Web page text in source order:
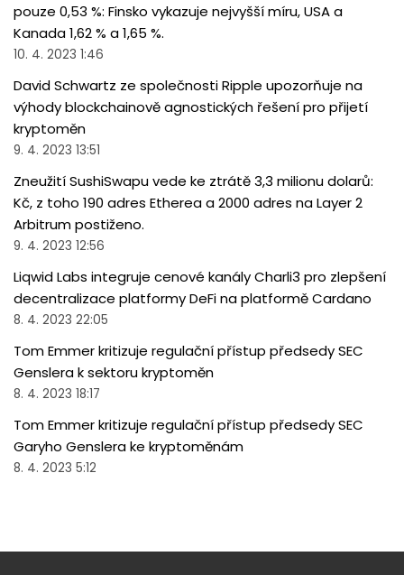
pouze 0,53 %: Finsko vykazuje nejvyšší míru, USA a
Kanada 1,62 % a 1,65 %.
10. 4. 2023 1:46
David Schwartz ze společnosti Ripple upozorňuje na
výhody blockchainově agnostických řešení pro přijetí
kryptoměn
9. 4. 2023 13:51
Zneužití SushiSwapu vede ke ztrátě 3,3 milionu dolarů:
Kč, z toho 190 adres Etherea a 2000 adres na Layer 2
Arbitrum postiženo.
9. 4. 2023 12:56
Liqwid Labs integruje cenové kanály Charli3 pro zlepšení
decentralizace platformy DeFi na platformě Cardano
8. 4. 2023 22:05
Tom Emmer kritizuje regulační přístup předsedy SEC
Genslera k sektoru kryptoměn
8. 4. 2023 18:17
Tom Emmer kritizuje regulační přístup předsedy SEC
Garyho Genslera ke kryptoměnám
8. 4. 2023 5:12